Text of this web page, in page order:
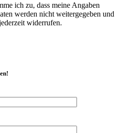
ich zu, dass meine Angaben
werden nicht weitergegeben und
widerrufen.